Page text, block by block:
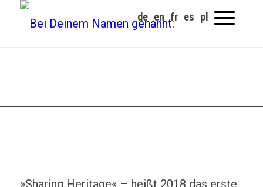
»Sharing Heritage« – heißt 2018 das erste